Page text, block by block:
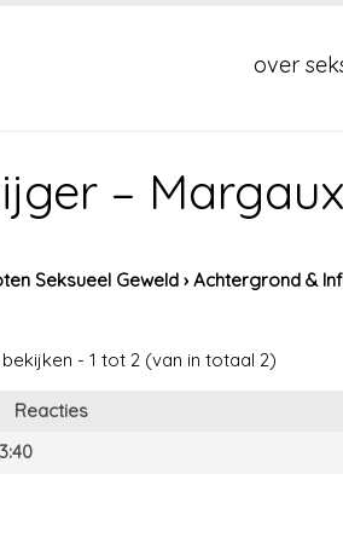
over
–
Seksueel Geweld › Achtergrond &
- 1 tot 2 (van in totaal 2)
Reacties